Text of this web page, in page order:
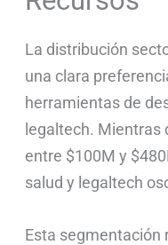
La distribución
una clara
herramientas de
legaltech. Mientras
entre $100M y
salud y legaltech
Esta segmentación